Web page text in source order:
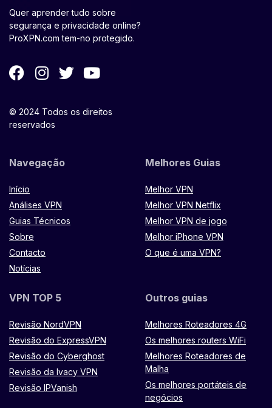
Quer aprender tudo sobre
segurança e privacidade online?
ProXPN.com tem-no protegido.
© 2024 Todos os direitos
reservados
Navegação
Início
Análises VPN
Guias Técnicos
Sobre
Contacto
Notícias
Melhores Guias
Melhor VPN
Melhor VPN Netflix
Melhor VPN de jogo
Melhor iPhone VPN
O que é uma VPN?
VPN TOP 5
Revisão NordVPN
Revisão do ExpressVPN
Revisão do Cyberghost
Revisão da Ivacy VPN
Revisão IPVanish
Outros guias
Melhores Roteadores 4G
Os melhores routers WiFi
Melhores Roteadores de
Malha
Os melhores portáteis de
negócios